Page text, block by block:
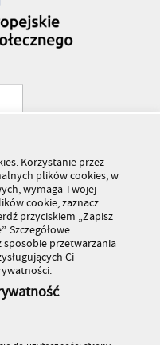
Korzystanie przez
plików cookies, w
wymaga Twojej
cookie, zaznacz
przyciskiem „Zapisz
Szczegółowe
przetwarzania
Ci